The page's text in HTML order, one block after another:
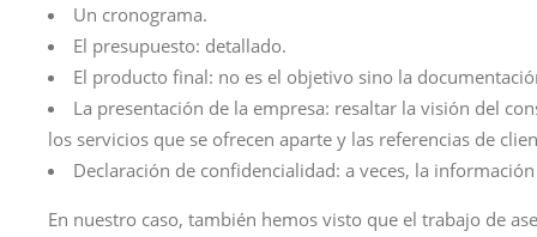
Un cronograma.
El presupuesto: detallado.
El producto final: no es el objetivo sino la
La presentación de la empresa: resaltar la visión del
los servicios que se ofrecen aparte y las referencias de
Declaración de confidencialidad: a veces, la
En nuestro caso, también hemos visto que el trabajo de